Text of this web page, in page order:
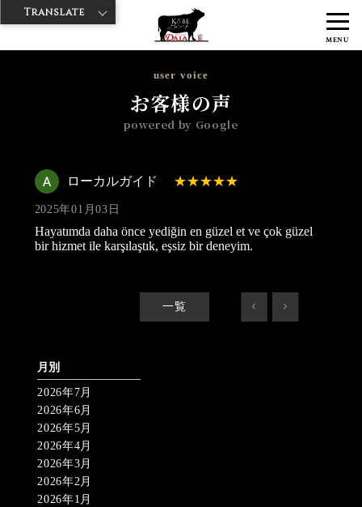
MENU
神戸牛ダイヤ > 神戸牛ダイア 浅草国際通り店 >ロ
user voice
お客様の声
powered by Google
ローカルガイド
2025年01月03日
Hayatımda daha önce yediğin en güzel et ve çok güzel
bir hizmet ile karşılaştık, eşsiz bir deneyim.
一覧 < >
月別
2026年7月
2026年6月
2026年5月
2026年4月
2026年3月
2026年2月
2026年1月
Translate